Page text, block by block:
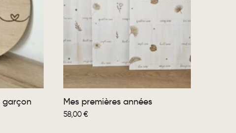
garçon Mes premières années
58,00€